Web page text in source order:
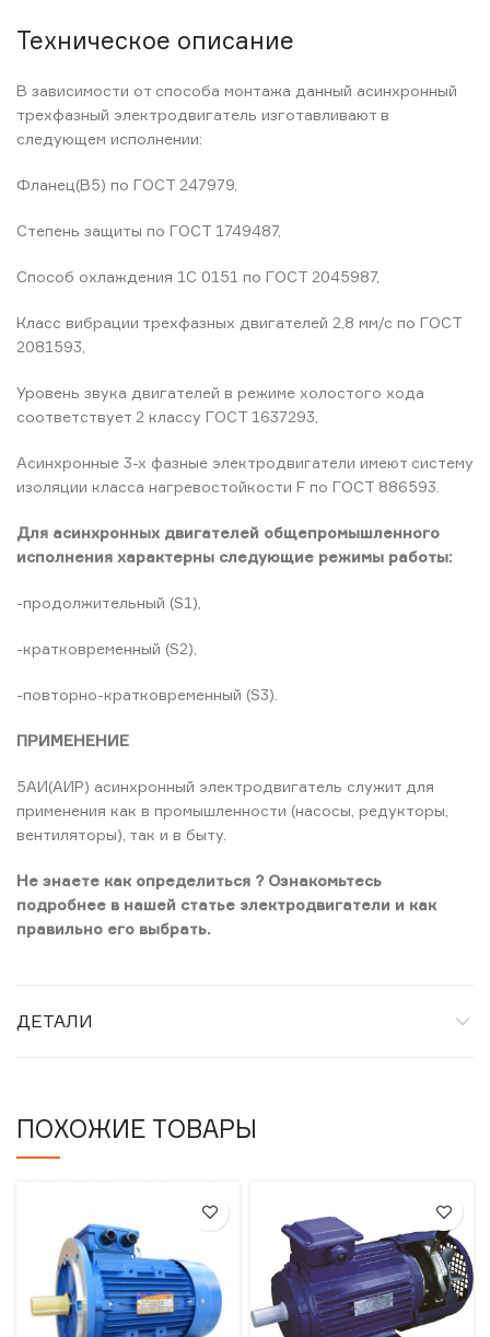
Техническое описание
В зависимости от способа монтажа данный асинхронный
трехфазный электродвигатель изготавливают в
следующем исполнении:
Фланец(B5) по ГОСТ 247979,
Степень защиты по ГОСТ 1749487,
Способ охлаждения 1С 0151 по ГОСТ 2045987,
Класс вибрации трехфазных двигателей 2,8 мм/с по ГОСТ
2081593,
Уровень звука двигателей в режиме холостого хода
соответствует 2 классу ГОСТ 1637293,
Асинхронные 3-х фазные электродвигатели имеют систему
изоляции класса нагревостойкости F по ГОСТ 886593.
Для асинхронных двигателей общепромышленного
исполнения характерны следующие режимы работы:
-продолжительный (S1),
-кратковременный (S2),
-повторно-кратковременный (S3).
ПРИМЕНЕНИЕ
5АИ(АИР) асинхронный электродвигатель служит для
применения как в промышленности (насосы, редукторы,
вентиляторы), так и в быту.
Не знаете как определиться ? Ознакомьтесь
подробнее в нашей статье электродвигатели и как
правильно его выбрать.
ДЕТАЛИ
ПОХОЖИЕ ТОВАРЫ